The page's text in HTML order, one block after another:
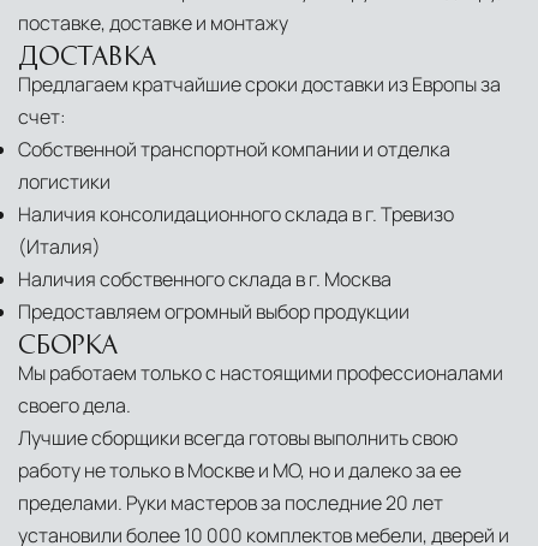
поставке, доставке и монтажу
ДОСТАВКА
Предлагаем кратчайшие сроки доставки из Европы за
счет:
Собственной транспортной компании и отделка
логистики
Наличия консолидационного склада в г. Тревизо
(Италия)
Наличия собственного склада в г. Москва
Предоставляем огромный выбор продукции
СБОРКА
Мы работаем только с настоящими профессионалами
своего дела.
Лучшие сборщики всегда готовы выполнить свою
работу не только в Москве и МО, но и далеко за ее
пределами. Руки мастеров за последние 20 лет
установили более 10 000 комплектов мебели, дверей и